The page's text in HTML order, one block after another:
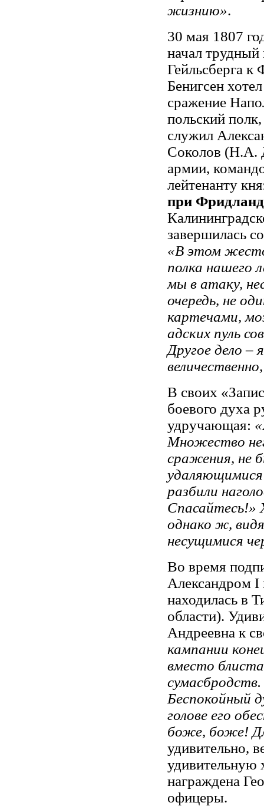
жизнию».
30 мая 1807
начал трудный
Гейльсберга к
Бенигсен
сражение
польский
служил
Соколов (Н.А.
армии,
лейтенанту
при
завершилась
«В этом
полка нашего
мы в атаку,
очередь, не
картечами,
адских пуль
Другое дело –
В своих
боевого духа
удручающая:
Множество
сражения, не
разбили
Спасайтесь!»
однако ж,
несущимися
Во время
Александром
находилась в
области).
Андреевна к
кампании
вместо
Беспокойный
голове его
боже, боже!
удивительно,
удивительную
награждена
офицеры.